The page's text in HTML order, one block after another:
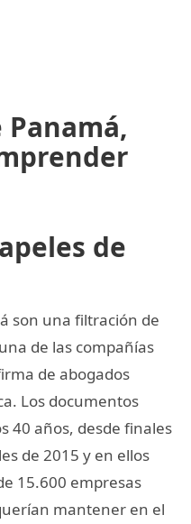
Panamá,
de
son una filtración de
de las compañías
de abogados
Los documentos
40 años, desde finales
de 2015 y en ellos
15.600 empresas
mantener en el